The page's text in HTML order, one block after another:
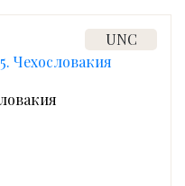
UNC